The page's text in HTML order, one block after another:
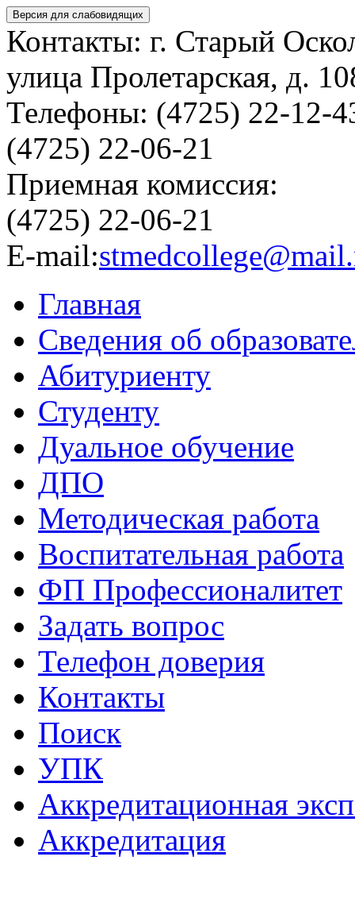
Версия для слабовидящих
Контакты: г. Старый
улица Пролетарская, д.
Телефоны: (4725) 22-12-
(4725) 22-06-21
Приемная комиссия:
(4725) 22-06-21
E-mail:
Главная
Сведения об
Абитуриенту
Студенту
Дуальное обучение
ДПО
Методическая работа
Воспитательная работа
ФП Профессионалитет
Задать вопрос
Телефон доверия
Контакты
Поиск
УПК
Аккредитационная
Аккредитация